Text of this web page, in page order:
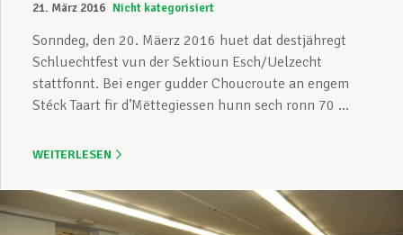
21. März 2016 Nicht kategorisiert
Sonndeg, den 20. Mäerz 2016 huet dat destjähregt
Schluechtfest vun der Sektioun Esch/Uelzecht
stattfonnt. Bei enger gudder Choucroute an engem
Stéck Taart fir d’Mëttegiessen hunn sech ronn 70 ...
WEITERLESEN